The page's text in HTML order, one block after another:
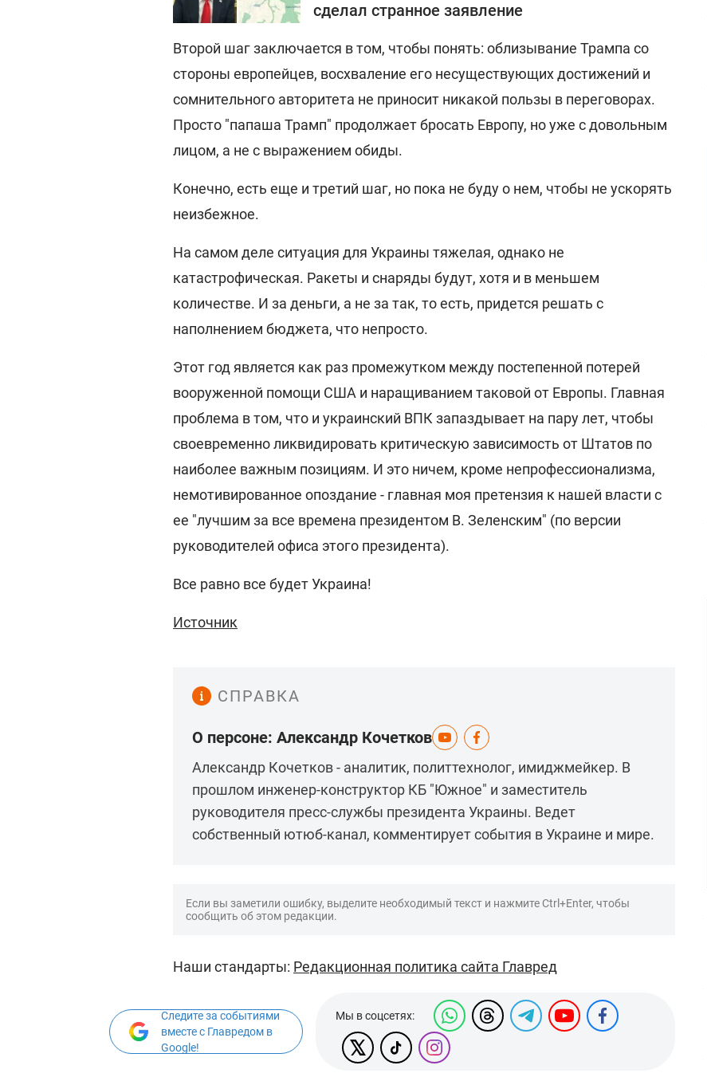
сделал странное заявление
Второй шаг заключается в том, чтобы понять: облизывание Трампа со
стороны европейцев, восхваление его несуществующих достижений и
сомнительного авторитета не приносит никакой пользы в переговорах.
Просто "папаша Трамп" продолжает бросать Европу, но уже с довольным
лицом, а не с выражением обиды.
Конечно, есть еще и третий шаг, но пока не буду о нем, чтобы не ускорять
неизбежное.
На самом деле ситуация для Украины тяжелая, однако не
катастрофическая. Ракеты и снаряды будут, хотя и в меньшем
количестве. И за деньги, а не за так, то есть, придется решать с
наполнением бюджета, что непросто.
Этот год является как раз промежутком между постепенной потерей
вооруженной помощи США и наращиванием таковой от Европы. Главная
проблема в том, что и украинский ВПК запаздывает на пару лет, чтобы
своевременно ликвидировать критическую зависимость от Штатов по
наиболее важным позициям. И это ничем, кроме непрофессионализма,
немотивированное опоздание - главная моя претензия к нашей власти с
ее "лучшим за все времена президентом В. Зеленским" (по версии
руководителей офиса этого президента).
Все равно все будет Украина!
Источник
СПРАВКА
О персоне: Александр Кочетков
Александр Кочетков - аналитик, политтехнолог, имиджмейкер. В
прошлом инженер-конструктор КБ "Южное" и заместитель
руководителя пресс-службы президента Украины. Ведет
собственный ютюб-канал, комментирует события в Украине и мире.
Если вы заметили ошибку, выделите необходимый текст и нажмите Ctrl+Enter, чтобы
сообщить об этом редакции.
Наши стандарты: Редакционная политика сайта Главред
Следите за событиями
вместе с Главредом в
Google!
Мы в соцсетях: